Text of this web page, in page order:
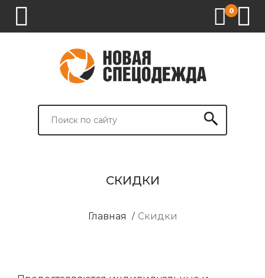
0
СПЕЦОДЕЖДА
СПЕЦОБУВЬ
СРЕДСТВА
ВСПОМОГАТЕЛЬНЫЕ
БРЕНДИРОВАНИЕ
СКИДКИ
Главная / Скидки